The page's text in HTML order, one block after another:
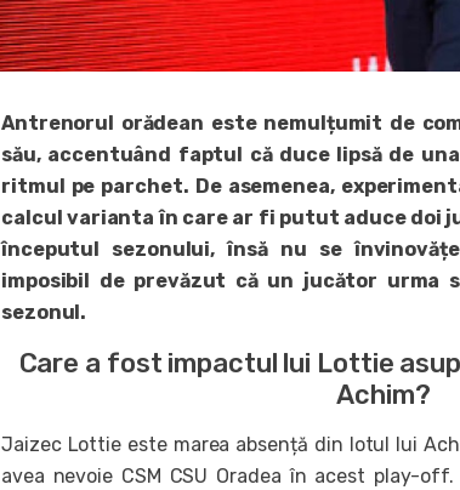
Antrenorul orădean este nemulțumit de
său, accentuând faptul că duce lipsă de
ritmul pe parchet. De asemenea,
calcul varianta în care ar fi putut aduce doi
începutul sezonului, însă nu se
imposibil de prevăzut că un jucător urma
sezonul.
Care a fost impactul lui Lottie
Achim?
Jaizec Lottie este marea absență din lotul lui
avea nevoie CSM CSU Oradea în acest play-